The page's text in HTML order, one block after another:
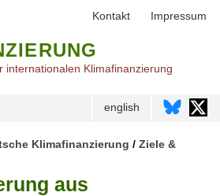
internationalen Klimafinanzierung
english
Klimafinanzierung / Ziele &
aus
Kontakt Impressum